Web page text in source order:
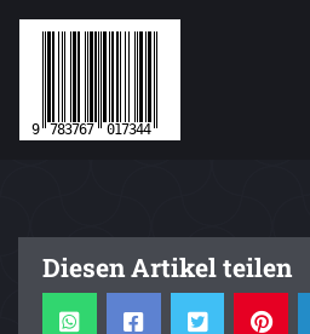
Diesen Artikel teilen